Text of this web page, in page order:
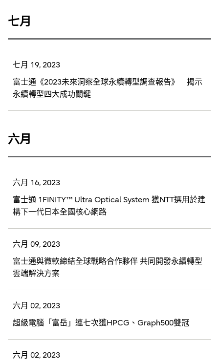
七月
七月 19, 2023
富士通《2023未來洞察全球永續轉型調查報告》 揭示
永續轉型四大成功關鍵
六月
六月 16, 2023
富士通 1FINITY™ Ultra Optical System 獲NTT選用於建
構下一代日本全國核心網路
六月 09, 2023
富士通與微軟締結全球戰略合作夥伴 共同開發永續轉型
雲端解決方案
六月 02, 2023
超級電腦「富岳」連七次獲HPCG、Graph500雙冠
六月 02, 2023